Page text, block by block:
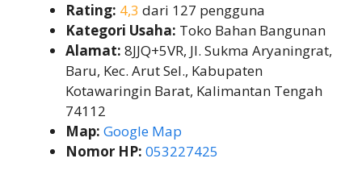
Rating: 4,3 dari 127 pengguna
Kategori Usaha: Toko Bahan Bangunan
Alamat: 8JJQ+5VR, Jl. Sukma Aryaningrat,
Baru, Kec. Arut Sel., Kabupaten
Kotawaringin Barat, Kalimantan Tengah
74112
Map: Google Map
Nomor HP: 053227425